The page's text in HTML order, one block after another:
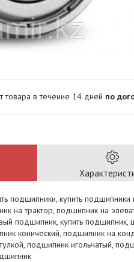
товара в течение 14 дней по
подшипники, купить
на трактор, подшипник на
подшипник, купить
конический, подшипник на
подшипник игольчатый,